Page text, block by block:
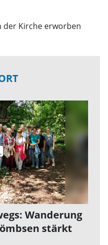
der Kirche erworben
Wanderung
stärkt